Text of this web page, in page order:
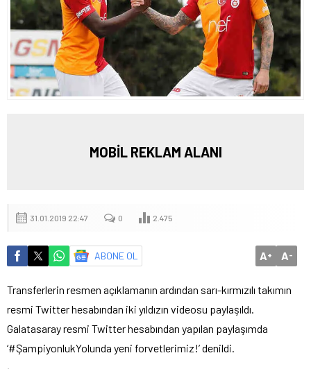
MOBİL REKLAM ALANI
31.01.2019 22:47 0 2.475
ABONE OL A+ A-
Transferlerin resmen açıklamanın ardından sarı-kırmızılı takımın
resmi Twitter hesabından iki yıldızın videosu paylaşıldı.
Galatasaray resmi Twitter hesabından yapılan paylaşımda
‘#ŞampiyonlukYolunda yeni forvetlerimiz!’ denildi.